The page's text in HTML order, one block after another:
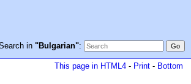
in "Bulgarian":
This page in HTML4 - Print - Bottom